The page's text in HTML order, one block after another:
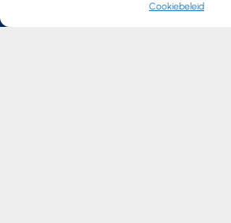
Cookiebeleid
kosten van zakelijke